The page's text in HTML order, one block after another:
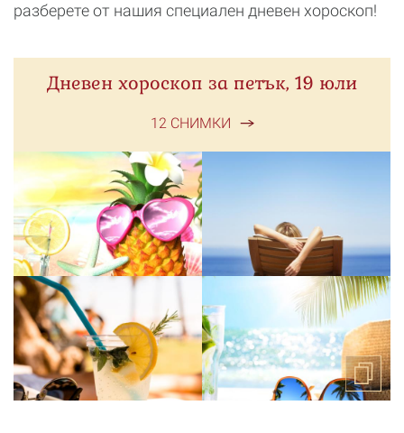
разберете от нашия специален дневен хороскоп!
Дневен хороскоп за петък, 19 юли
12 СНИМКИ